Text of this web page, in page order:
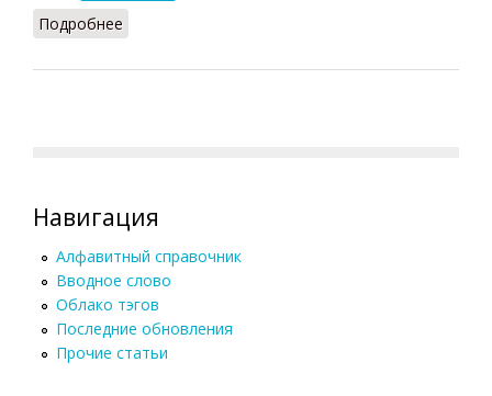
Подробнее
Навигация
Алфавитный справочник
Вводное слово
Облако тэгов
Последние обновления
Прочие статьи